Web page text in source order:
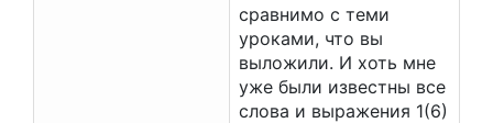
сравнимо с теми
уроками, что вы
выложили. И хоть мне
уже были известны все
слова и выражения 1(6)